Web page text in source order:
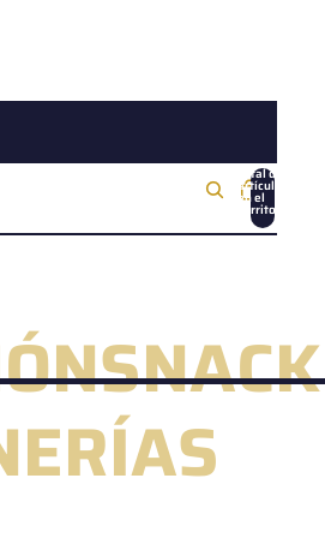
Total de
artículos
en el
carrito:
SNACK